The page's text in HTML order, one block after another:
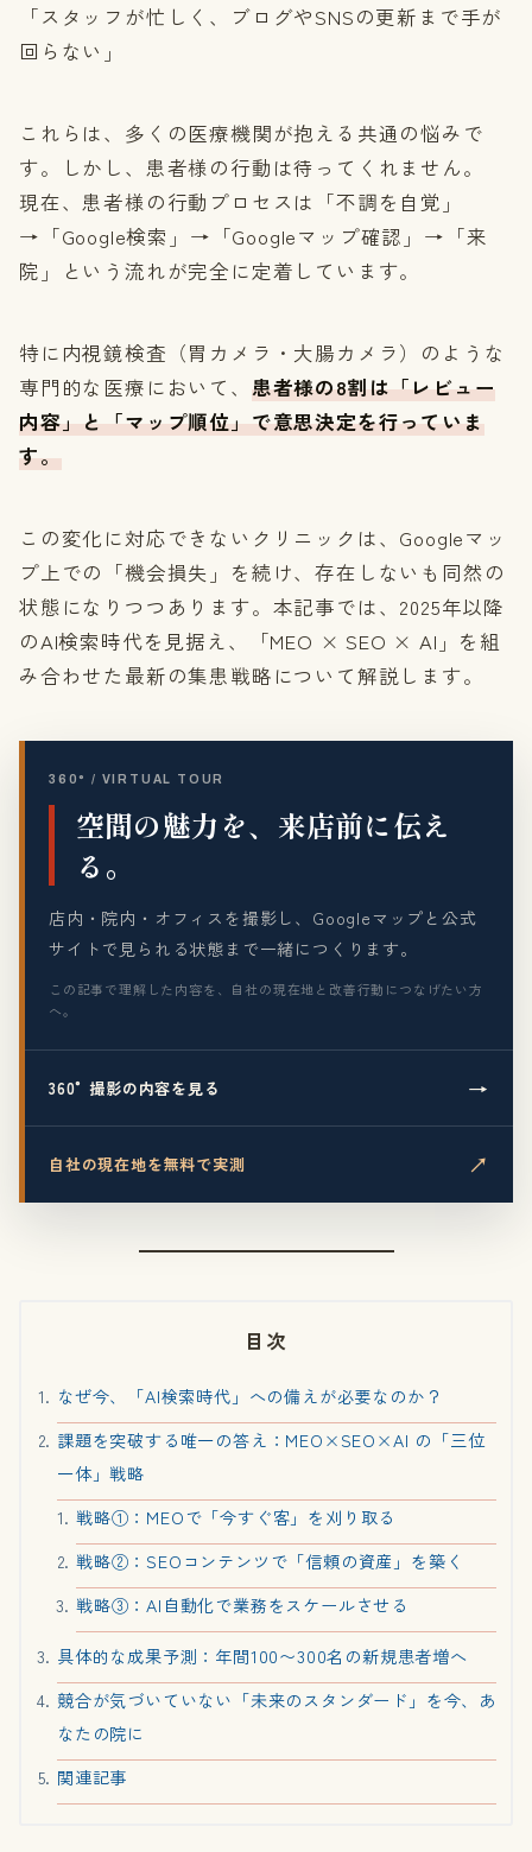
「スタッフが忙しく、ブログやSNSの更新まで手が
回らない」
これらは、多くの医療機関が抱える共通の悩みで
す。しかし、患者様の行動は待ってくれません。
現在、患者様の行動プロセスは「不調を自覚」
→「Google検索」→「Googleマップ確認」→「来
院」という流れが完全に定着しています。
特に内視鏡検査（胃カメラ・大腸カメラ）のような
専門的な医療において、 患者様の8割は「レビュー
内容」と「マップ順位」で意思決定を行っていま
す。
この変化に対応できないクリニックは、Googleマッ
プ上での「機会損失」を続け、存在しないも同然の
状態になりつつあります。本記事では、2025年以降
のAI検索時代を見据え、「MEO × SEO × AI」を組
み合わせた最新の集患戦略について解説します。
360° / VIRTUAL TOUR
空間の魅力を、来店前に伝え
る。
店内・院内・オフィスを撮影し、Googleマップと公式
サイトで見られる状態まで一緒につくります。
この記事で理解した内容を、自社の現在地と改善行動につなげたい方
へ。
360°撮影の内容を見る →
自社の現在地を無料で実測 ↗
目次
なぜ今、「AI検索時代」への備えが必要なのか？
課題を突破する唯一の答え：MEO×SEO×AI の「三位
一体」戦略
戦略①：MEOで「今すぐ客」を刈り取る
戦略②：SEOコンテンツで「信頼の資産」を築く
戦略③：AI自動化で業務をスケールさせる
具体的な成果予測：年間100〜300名の新規患者増へ
競合が気づいていない「未来のスタンダード」を今、あ
なたの院に
関連記事